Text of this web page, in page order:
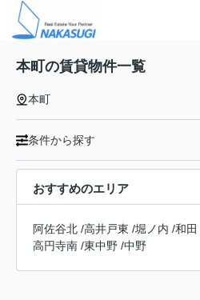
本町の賃貸物件一覧
本町
条件から探す
おすすめのエリア
阿佐谷北 /高井戸東 /堀ノ内 /和田
高円寺南 /東中野 /中野